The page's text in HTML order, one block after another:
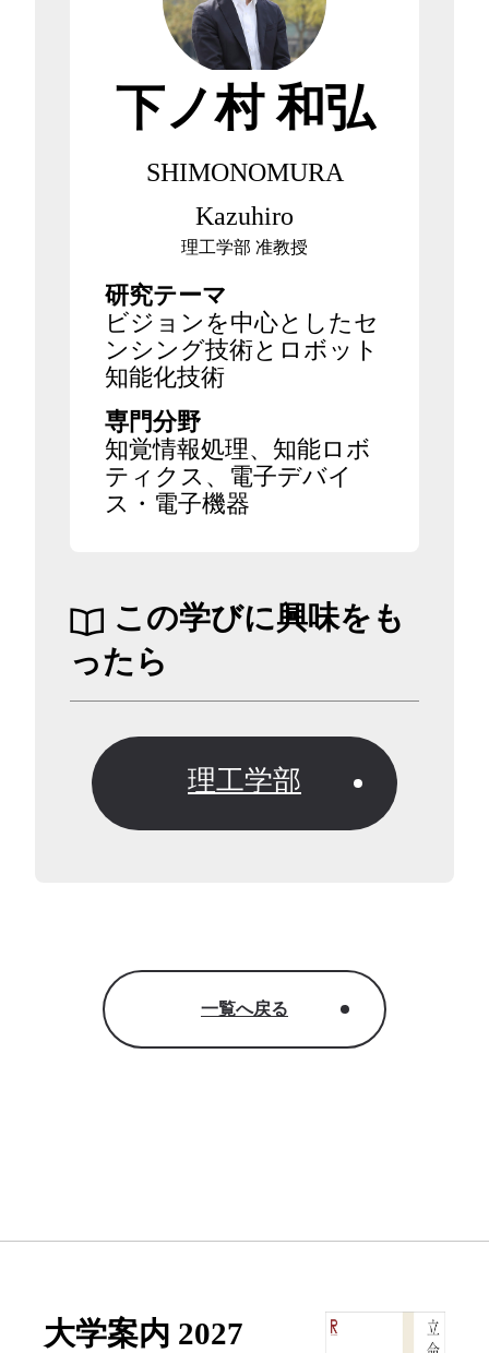
下ノ村 和弘
SHIMONOMURA
Kazuhiro
理工学部 准教授
研究テーマ
ビジョンを中心としたセ
ンシング技術とロボット
知能化技術
専門分野
知覚情報処理、知能ロボ
ティクス、電子デバイ
ス・電子機器
この学びに興味をも
ったら
理工学部
一覧へ戻る
大学案内 2027